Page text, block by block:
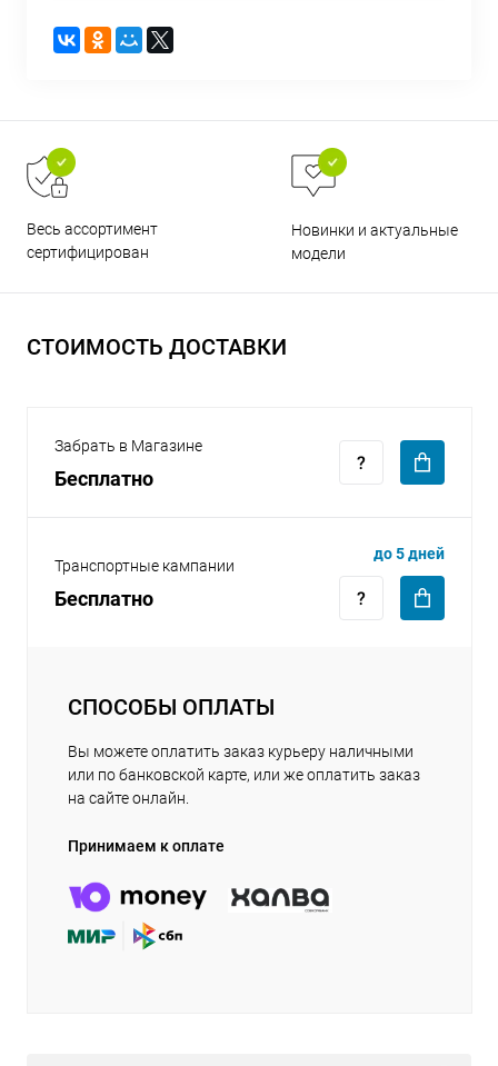
Весь ассортимент
сертифицирован
Новинки и актуальные
модели
СТОИМОСТЬ ДОСТАВКИ
Забрать в Магазине
Бесплатно
Транспортные кампании
Бесплатно
до 5 дней
СПОСОБЫ ОПЛАТЫ
Вы можете оплатить заказ курьеру наличными
или по банковской карте, или же оплатить заказ
на сайте онлайн.
Принимаем к оплате